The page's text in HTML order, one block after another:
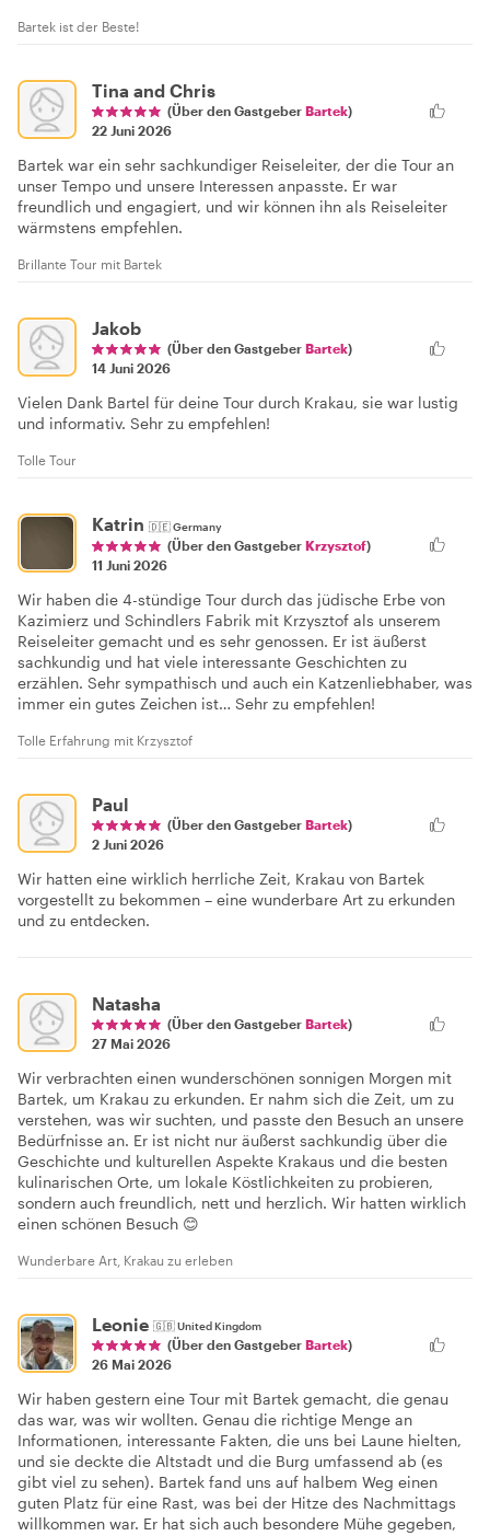
Bartek ist der Beste!
Tina and Chris
(Über den Gastgeber Bartek)
22 Juni 2026
Bartek war ein sehr sachkundiger Reiseleiter, der die Tour an
unser Tempo und unsere Interessen anpasste. Er war
freundlich und engagiert, und wir können ihn als Reiseleiter
wärmstens empfehlen.
Brillante Tour mit Bartek
Jakob
(Über den Gastgeber Bartek)
14 Juni 2026
Vielen Dank Bartel für deine Tour durch Krakau, sie war lustig
und informativ. Sehr zu empfehlen!
Tolle Tour
Katrin 🇩🇪Germany
(Über den Gastgeber Krzysztof)
11 Juni 2026
Wir haben die 4-stündige Tour durch das jüdische Erbe von
Kazimierz und Schindlers Fabrik mit Krzysztof als unserem
Reiseleiter gemacht und es sehr genossen. Er ist äußerst
sachkundig und hat viele interessante Geschichten zu
erzählen. Sehr sympathisch und auch ein Katzenliebhaber, was
immer ein gutes Zeichen ist… Sehr zu empfehlen!
Tolle Erfahrung mit Krzysztof
Paul
(Über den Gastgeber Bartek)
2 Juni 2026
Wir hatten eine wirklich herrliche Zeit, Krakau von Bartek
vorgestellt zu bekommen – eine wunderbare Art zu erkunden
und zu entdecken.
Natasha
(Über den Gastgeber Bartek)
27 Mai 2026
Wir verbrachten einen wunderschönen sonnigen Morgen mit
Bartek, um Krakau zu erkunden. Er nahm sich die Zeit, um zu
verstehen, was wir suchten, und passte den Besuch an unsere
Bedürfnisse an. Er ist nicht nur äußerst sachkundig über die
Geschichte und kulturellen Aspekte Krakaus und die besten
kulinarischen Orte, um lokale Köstlichkeiten zu probieren,
sondern auch freundlich, nett und herzlich. Wir hatten wirklich
einen schönen Besuch 😊
Wunderbare Art, Krakau zu erleben
Leonie 🇬🇧United Kingdom
(Über den Gastgeber Bartek)
26 Mai 2026
Wir haben gestern eine Tour mit Bartek gemacht, die genau
das war, was wir wollten. Genau die richtige Menge an
Informationen, interessante Fakten, die uns bei Laune hielten,
und sie deckte die Altstadt und die Burg umfassend ab (es
gibt viel zu sehen). Bartek fand uns auf halbem Weg einen
guten Platz für eine Rast, was bei der Hitze des Nachmittags
willkommen war. Er hat sich auch besondere Mühe gegeben,